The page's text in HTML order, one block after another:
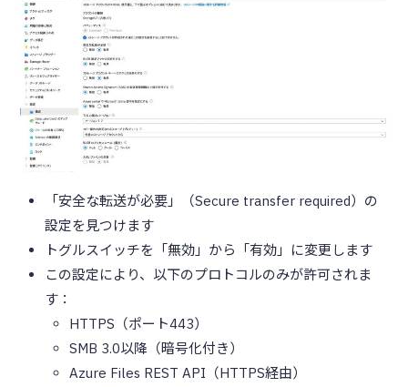
「安全な転送が必要」（Secure transfer required）の
設定を見つけます
トグルスイッチを「無効」から「有効」に変更します
この設定により、以下のプロトコルのみが許可されま
す：
HTTPS（ポート443）
SMB 3.0以降（暗号化付き）
Azure Files REST API（HTTPS経由）